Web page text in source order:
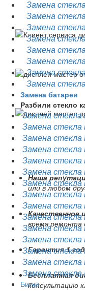
Замена
Замена
Замена стекла
Замена стекла
Замена
Замена
Замена стекла
Замена
Замена батареи
Разбили стекло
Замена стекла
Замена стекла
Замена стекла
Замена стекла
Замена стекла
Замена стекла
Замена стекла
Замена стекла
Замена стекла
Замена стекла
Замена стекла
Замена стекла
Замена стекла
Замена стекла
Замена стекла
Битки
Наша
или в любом
Качественное
время ремонта
Гарантия 1 год
Бесплатная
консультацию